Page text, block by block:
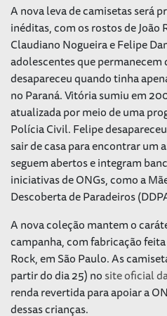
A nova leva de camisetas será
inéditas, com os rostos de João
Claudiano Nogueira e Felipe
adolescentes que permanecem
desapareceu quando tinha
no Paraná. Vitória sumiu em
atualizada por meio de uma
Polícia Civil. Felipe
sair de casa para encontrar um
seguem abertos e integram
iniciativas de ONGs, como a
Descoberta de Paradeiros
A nova coleção mantem o
campanha, com fabricação
Rock, em São Paulo. As
partir do dia 25) nosite oficial
renda revertida para apoiar a
dessas crianças.